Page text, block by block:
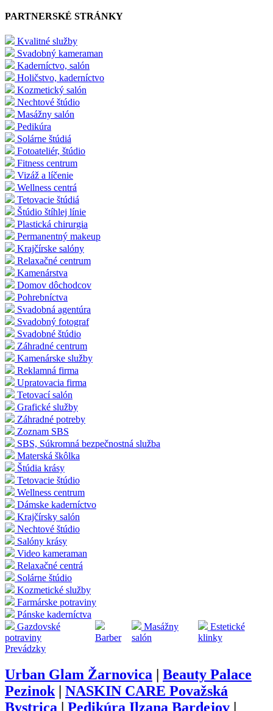
PARTNERSKÉ STRÁNKY
Kvalitné služby
Svadobný kameraman
Kaderníctvo, salón
Holičstvo, kaderníctvo
Kozmetický salón
Nechtové štúdio
Masážny salón
Pedikúra
Solárne štúdiá
Fotoateliér, štúdio
Fitness centrum
Vizáž a líčenie
Wellness centrá
Tetovacie štúdiá
Štúdio štíhlej línie
Plastická chirurgia
Permanentný makeup
Krajčírske salóny
Relaxačné centrum
Kamenárstva
Domov dôchodcov
Pohrebníctva
Svadobná agentúra
Svadobný fotograf
Svadobné štúdio
Záhradné centrum
Kamenárske služby
Reklamná firma
Upratovacia firma
Tetovací salón
Grafické služby
Záhradné potreby
Zoznam SBS
SBS, Súkromná bezpečnostná služba
Materská škôlka
Štúdia krásy
Tetovacie štúdio
Wellness centrum
Dámske kaderníctvo
Krajčírsky salón
Nechtové štúdio
Salóny krásy
Video kameraman
Relaxačné centrá
Solárne štúdio
Kozmetické služby
Farmárske potraviny
Pánske kaderníctva
Gazdovské
potraviny
Barber
Masážny
salón
Estetické
klinky
Prevádzky
Urban Glam Žarnovica
Beauty Palace
Pezinok| NASKIN CARE Považská
Bystrica
Pedikúra Ilzana Bardejov